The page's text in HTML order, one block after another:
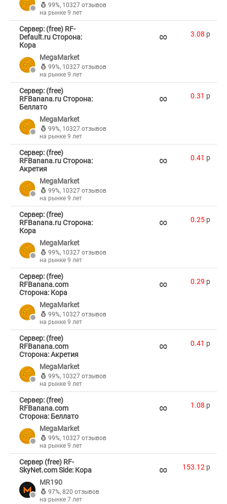
99%, 10327 отзывов
на рынке 9 лет
Сервер: (free) RF-
Default.ru Сторона:
Кора
MegaMarket
99%, 10327 отзывов
на рынке 9 лет
∞ 3.08 p
Сервер: (free)
RFBanana.ru Сторона:
Беллато
MegaMarket
99%, 10327 отзывов
на рынке 9 лет
∞ 0.31 p
Сервер: (free)
RFBanana.ru Сторона:
Акретия
MegaMarket
99%, 10327 отзывов
на рынке 9 лет
∞ 0.41 p
Сервер: (free)
RFBanana.ru Сторона:
Кора
MegaMarket
99%, 10327 отзывов
на рынке 9 лет
∞ 0.25 p
Сервер: (free)
RFBanana.com
Сторона: Кора
MegaMarket
99%, 10327 отзывов
на рынке 9 лет
∞ 0.29 p
Сервер: (free)
RFBanana.com
Сторона: Акретия
MegaMarket
99%, 10327 отзывов
на рынке 9 лет
∞ 0.41 p
Сервер: (free)
RFBanana.com
Сторона: Беллато
MegaMarket
99%, 10327 отзывов
на рынке 9 лет
∞ 1.08 p
Сервер (free) RF-
SkyNet.com Side: Кора
MR190
97%, 820 отзывов
на рынке 7 лет
∞ 153.12 p